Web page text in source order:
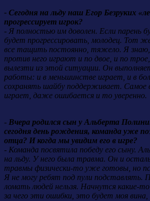
- Сегодня на льду наш Егор Безруких
прогрессирует игрок?
- Я полностью им доволен. Если парень
будет прогрессировать, молодец. Тот
все тащить постоянно, тяжело. Я знаю,
против него играют и по двое, и по
вылезти из этой ситуации. Он
работы: и в меньшинстве играет, и в
сохранять шайбу поддерживает. Самое
играет, даже ошибается и то уверенно.
- Вчера родился сын у Альберта
сегодня день рождения, команда уже
отца? И когда мы увидим его в игре?
- Команда посвятила победу его сыну.
на льду. У него была травма. Он и
травмы физически-то уже готовы, но
Я не могу ребят под пули подставлять.
ломать людей нельзя. Начнутся какие-
за чего эти ошибки, это будет моя вина,